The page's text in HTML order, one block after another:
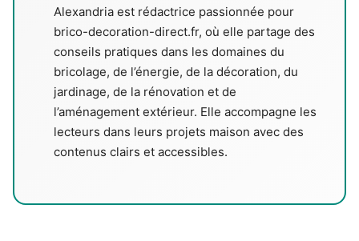
Alexandria est rédactrice passionnée pour
brico-decoration-direct.fr, où elle partage des
conseils pratiques dans les domaines du
bricolage, de l’énergie, de la décoration, du
jardinage, de la rénovation et de
l’aménagement extérieur. Elle accompagne les
lecteurs dans leurs projets maison avec des
contenus clairs et accessibles.